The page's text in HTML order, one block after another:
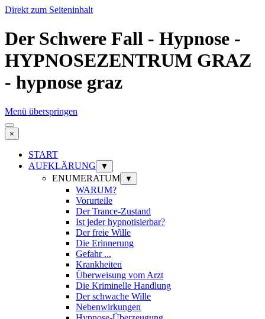
Direkt zum Seiteninhalt
Der Schwere Fall - Hypnose -
HYPNOSEZENTRUM GRAZ
- hypnose graz
Menü überspringen
×
START
AUFKLÄRUNG
▼
ENUMERATUM ▼
WARUM?
Vorurteile
Der Trance-Zustand
Ist jeder hypnotisierbar?
Der freie Wille
Die Erinnerung
Gefahr ...
Krankheiten
Überweisung vom Arzt
Die Kriminelle Handlung
Der schwache Wille
Nebenwirkungen